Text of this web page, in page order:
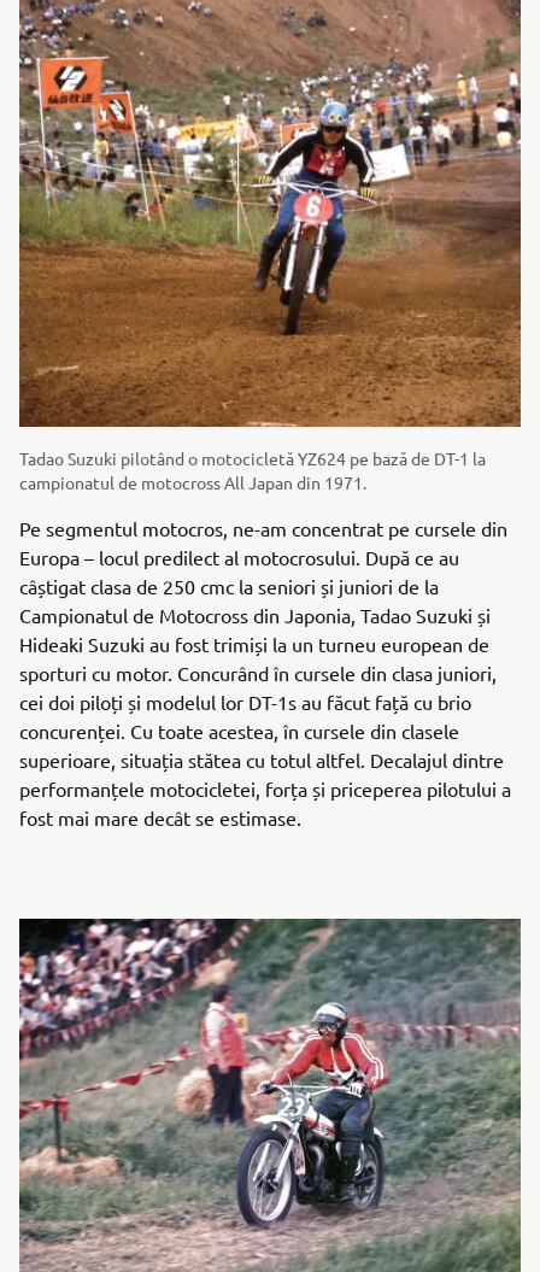
Tadao Suzuki pilotând o motocicletă YZ624 pe bază de DT-1 la
campionatul de motocross All Japan din 1971.
Pe segmentul motocros, ne-am concentrat pe cursele din
Europa – locul predilect al motocrosului. După ce au
câștigat clasa de 250 cmc la seniori și juniori de la
Campionatul de Motocross din Japonia, Tadao Suzuki și
Hideaki Suzuki au fost trimiși la un turneu european de
sporturi cu motor. Concurând în cursele din clasa juniori,
cei doi piloți și modelul lor DT-1s au făcut față cu brio
concurenței. Cu toate acestea, în cursele din clasele
superioare, situația stătea cu totul altfel. Decalajul dintre
performanțele motocicletei, forța și priceperea pilotului a
fost mai mare decât se estimase.